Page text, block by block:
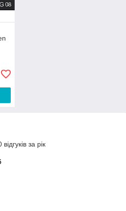
за рік